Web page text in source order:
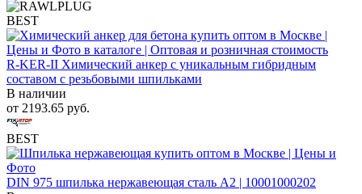
BEST
R-KER-II Химический анкер с уникальным гибридным
составом с резьбовыми шпильками
В наличии
от 2193.65 руб.
BEST
DIN 975 шпилька нержавеющая сталь A2 | 10001000202